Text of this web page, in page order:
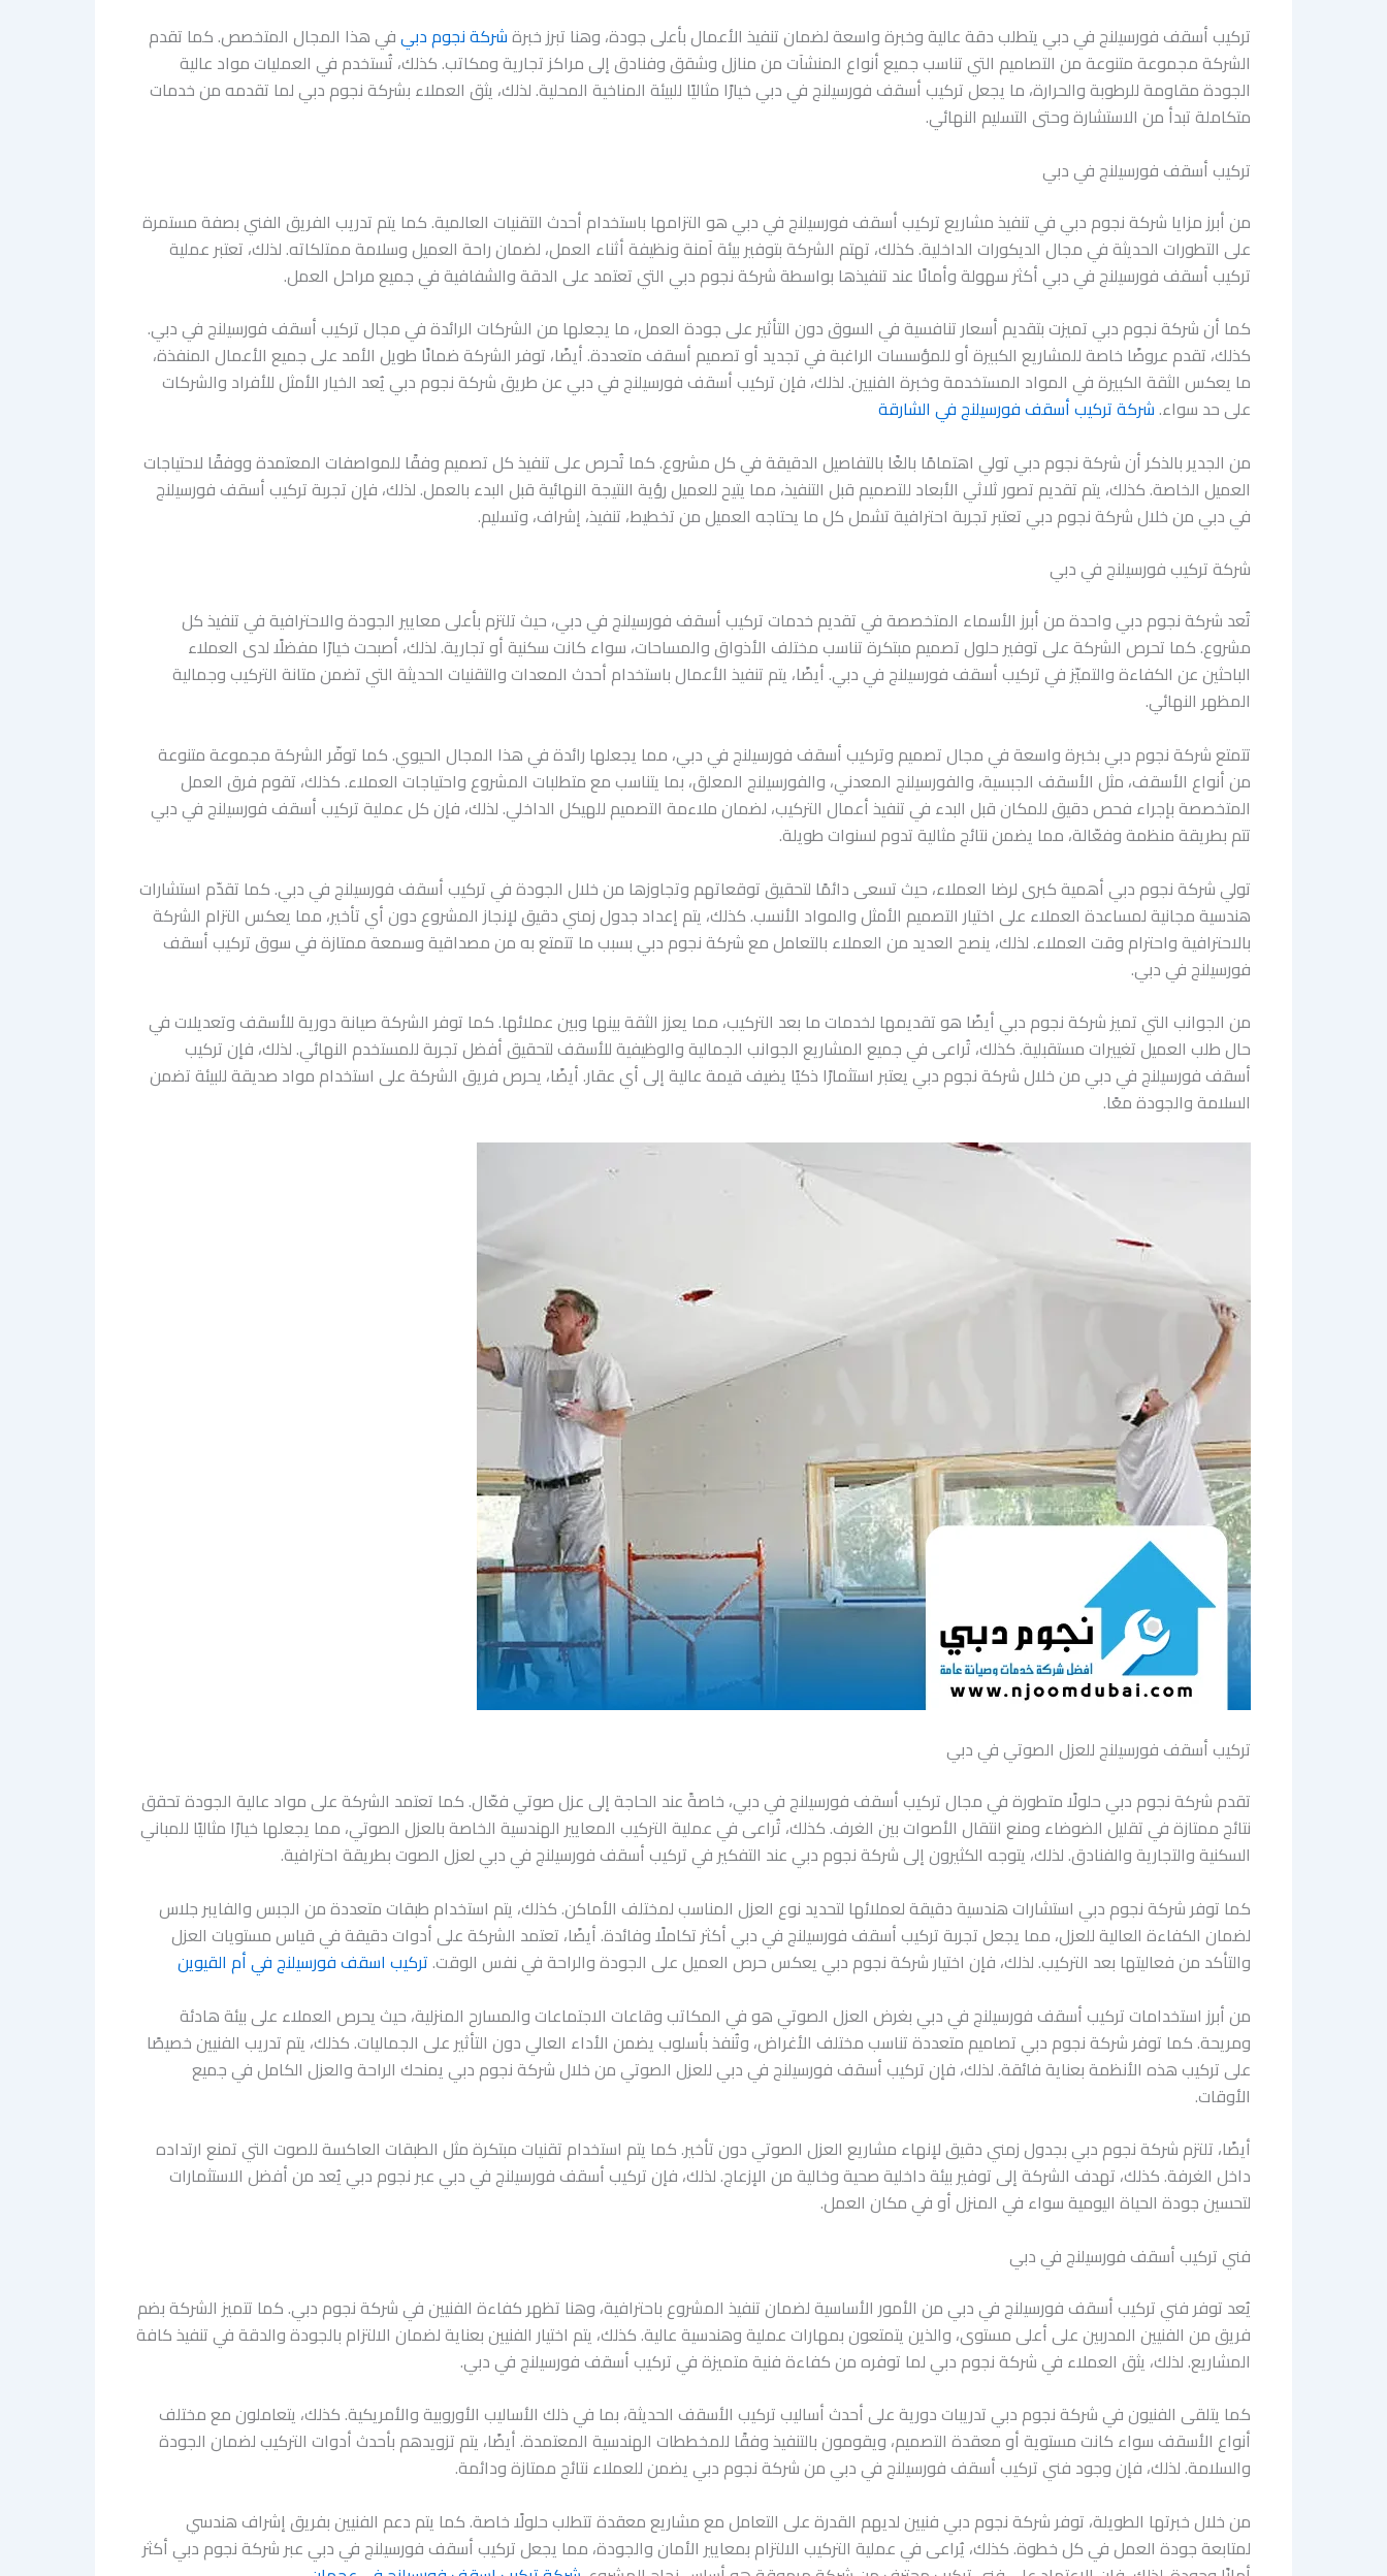
تركيب أسقف فورسيلنج في دبي يتطلب دقة عالية وخبرة واسعة لضمان تنفيذ الأعمال بأعلى جودة، وهنا تبرز خبرةشركة نجوم دبيفي هذا المجال المتخصص. كما تقدم
الشركة مجموعة متنوعة من التصاميم التي تناسب جميع أنواع المنشآت من منازل وشقق وفنادق إلى مراكز تجارية ومكاتب. كذلك، تُستخدم في العمليات مواد عالية
الجودة مقاومة للرطوبة والحرارة، ما يجعل تركيب أسقف فورسيلنج في دبي خيارًا مثاليًا للبيئة المناخية المحلية. لذلك، يثق العملاء بشركة نجوم دبي لما تقدمه من خدمات
متكاملة تبدأ من الاستشارة وحتى التسليم النهائي.
تركيب أسقف فورسيلنج في دبي
من أبرز مزايا شركة نجوم دبي في تنفيذ مشاريع تركيب أسقف فورسيلنج في دبي هو التزامها باستخدام أحدث التقنيات العالمية. كما يتم تدريب الفريق الفني بصفة مستمرة
على التطورات الحديثة في مجال الديكورات الداخلية. كذلك، تهتم الشركة بتوفير بيئة آمنة ونظيفة أثناء العمل، لضمان راحة العميل وسلامة ممتلكاته. لذلك، تعتبر عملية
تركيب أسقف فورسيلنج في دبي أكثر سهولة وأمانًا عند تنفيذها بواسطة شركة نجوم دبي التي تعتمد على الدقة والشفافية في جميع مراحل العمل.
كما أن شركة نجوم دبي تميزت بتقديم أسعار تنافسية في السوق دون التأثير على جودة العمل، ما يجعلها من الشركات الرائدة في مجال تركيب أسقف فورسيلنج في دبي.
كذلك، تقدم عروضًا خاصة للمشاريع الكبيرة أو للمؤسسات الراغبة في تجديد أو تصميم أسقف متعددة. أيضًا، توفر الشركة ضمانًا طويل الأمد على جميع الأعمال المنفذة،
ما يعكس الثقة الكبيرة في المواد المستخدمة وخبرة الفنيين. لذلك، فإن تركيب أسقف فورسيلنج في دبي عن طريق شركة نجوم دبي يُعد الخيار الأمثل للأفراد والشركات
على حد سواء.شركة تركيب أسقف فورسيلنج في الشارقة
من الجدير بالذكر أن شركة نجوم دبي تولي اهتمامًا بالغًا بالتفاصيل الدقيقة في كل مشروع. كما تُحرص على تنفيذ كل تصميم وفقًا للمواصفات المعتمدة ووفقًا لاحتياجات
العميل الخاصة. كذلك، يتم تقديم تصور ثلاثي الأبعاد للتصميم قبل التنفيذ، مما يتيح للعميل رؤية النتيجة النهائية قبل البدء بالعمل. لذلك، فإن تجربة تركيب أسقف فورسيلنج
في دبي من خلال شركة نجوم دبي تعتبر تجربة احترافية تشمل كل ما يحتاجه العميل من تخطيط، تنفيذ، إشراف، وتسليم.
شركة تركيب فورسيلنج في دبي
تُعد شركة نجوم دبي واحدة من أبرز الأسماء المتخصصة في تقديم خدمات تركيب أسقف فورسيلنج في دبي، حيث تلتزم بأعلى معايير الجودة والاحترافية في تنفيذ كل
مشروع. كما تحرص الشركة على توفير حلول تصميم مبتكرة تناسب مختلف الأذواق والمساحات، سواء كانت سكنية أو تجارية. لذلك، أصبحت خيارًا مفضلًا لدى العملاء
الباحثين عن الكفاءة والتميّز في تركيب أسقف فورسيلنج في دبي. أيضًا، يتم تنفيذ الأعمال باستخدام أحدث المعدات والتقنيات الحديثة التي تضمن متانة التركيب وجمالية
المظهر النهائي.
تتمتع شركة نجوم دبي بخبرة واسعة في مجال تصميم وتركيب أسقف فورسيلنج في دبي، مما يجعلها رائدة في هذا المجال الحيوي. كما توفّر الشركة مجموعة متنوعة
من أنواع الأسقف، مثل الأسقف الجبسية، والفورسيلنج المعدني، والفورسيلنج المعلق، بما يتناسب مع متطلبات المشروع واحتياجات العملاء. كذلك، تقوم فرق العمل
المتخصصة بإجراء فحص دقيق للمكان قبل البدء في تنفيذ أعمال التركيب، لضمان ملاءمة التصميم للهيكل الداخلي. لذلك، فإن كل عملية تركيب أسقف فورسيلنج في دبي
تتم بطريقة منظمة وفعّالة، مما يضمن نتائج مثالية تدوم لسنوات طويلة.
تولي شركة نجوم دبي أهمية كبرى لرضا العملاء، حيث تسعى دائمًا لتحقيق توقعاتهم وتجاوزها من خلال الجودة في تركيب أسقف فورسيلنج في دبي. كما تقدّم استشارات
هندسية مجانية لمساعدة العملاء على اختيار التصميم الأمثل والمواد الأنسب. كذلك، يتم إعداد جدول زمني دقيق لإنجاز المشروع دون أي تأخير، مما يعكس التزام الشركة
بالاحترافية واحترام وقت العملاء. لذلك، ينصح العديد من العملاء بالتعامل مع شركة نجوم دبي بسبب ما تتمتع به من مصداقية وسمعة ممتازة في سوق تركيب أسقف
فورسيلنج في دبي.
من الجوانب التي تميز شركة نجوم دبي أيضًا هو تقديمها لخدمات ما بعد التركيب، مما يعزز الثقة بينها وبين عملائها. كما توفر الشركة صيانة دورية للأسقف وتعديلات في
حال طلب العميل تغييرات مستقبلية. كذلك، تُراعى في جميع المشاريع الجوانب الجمالية والوظيفية للأسقف لتحقيق أفضل تجربة للمستخدم النهائي. لذلك، فإن تركيب
أسقف فورسيلنج في دبي من خلال شركة نجوم دبي يعتبر استثمارًا ذكيًا يضيف قيمة عالية إلى أي عقار. أيضًا، يحرص فريق الشركة على استخدام مواد صديقة للبيئة تضمن
السلامة والجودة معًا.
تركيب أسقف فورسيلنج للعزل الصوتي في دبي
تقدم شركة نجوم دبي حلولًا متطورة في مجال تركيب أسقف فورسيلنج في دبي، خاصةً عند الحاجة إلى عزل صوتي فعّال. كما تعتمد الشركة على مواد عالية الجودة تحقق
نتائج ممتازة في تقليل الضوضاء ومنع انتقال الأصوات بين الغرف. كذلك، تُراعى في عملية التركيب المعايير الهندسية الخاصة بالعزل الصوتي، مما يجعلها خيارًا مثاليًا للمباني
السكنية والتجارية والفنادق. لذلك، يتوجه الكثيرون إلى شركة نجوم دبي عند التفكير في تركيب أسقف فورسيلنج في دبي لعزل الصوت بطريقة احترافية.
كما توفر شركة نجوم دبي استشارات هندسية دقيقة لعملائها لتحديد نوع العزل المناسب لمختلف الأماكن. كذلك، يتم استخدام طبقات متعددة من الجبس والفايبر جلاس
لضمان الكفاءة العالية للعزل، مما يجعل تجربة تركيب أسقف فورسيلنج في دبي أكثر تكاملًا وفائدة. أيضًا، تعتمد الشركة على أدوات دقيقة في قياس مستويات العزل
والتأكد من فعاليتها بعد التركيب. لذلك، فإن اختيار شركة نجوم دبي يعكس حرص العميل على الجودة والراحة في نفس الوقت.تركيب اسقف فورسيلنج في أم القيوين
من أبرز استخدامات تركيب أسقف فورسيلنج في دبي بغرض العزل الصوتي هو في المكاتب وقاعات الاجتماعات والمسارح المنزلية، حيث يحرص العملاء على بيئة هادئة
ومريحة. كما توفر شركة نجوم دبي تصاميم متعددة تناسب مختلف الأغراض، وتُنفذ بأسلوب يضمن الأداء العالي دون التأثير على الجماليات. كذلك، يتم تدريب الفنيين خصيصًا
على تركيب هذه الأنظمة بعناية فائقة. لذلك، فإن تركيب أسقف فورسيلنج في دبي للعزل الصوتي من خلال شركة نجوم دبي يمنحك الراحة والعزل الكامل في جميع
الأوقات.
أيضًا، تلتزم شركة نجوم دبي بجدول زمني دقيق لإنهاء مشاريع العزل الصوتي دون تأخير. كما يتم استخدام تقنيات مبتكرة مثل الطبقات العاكسة للصوت التي تمنع ارتداده
داخل الغرفة. كذلك، تهدف الشركة إلى توفير بيئة داخلية صحية وخالية من الإزعاج. لذلك، فإن تركيب أسقف فورسيلنج في دبي عبر نجوم دبي يُعد من أفضل الاستثمارات
لتحسين جودة الحياة اليومية سواء في المنزل أو في مكان العمل.
فني تركيب أسقف فورسيلنج في دبي
يُعد توفر فني تركيب أسقف فورسيلنج في دبي من الأمور الأساسية لضمان تنفيذ المشروع باحترافية، وهنا تظهر كفاءة الفنيين في شركة نجوم دبي. كما تتميز الشركة بضم
فريق من الفنيين المدربين على أعلى مستوى، والذين يتمتعون بمهارات عملية وهندسية عالية. كذلك، يتم اختيار الفنيين بعناية لضمان الالتزام بالجودة والدقة في تنفيذ كافة
المشاريع. لذلك، يثق العملاء في شركة نجوم دبي لما توفره من كفاءة فنية متميزة في تركيب أسقف فورسيلنج في دبي.
كما يتلقى الفنيون في شركة نجوم دبي تدريبات دورية على أحدث أساليب تركيب الأسقف الحديثة، بما في ذلك الأساليب الأوروبية والأمريكية. كذلك، يتعاملون مع مختلف
أنواع الأسقف سواء كانت مستوية أو معقدة التصميم، ويقومون بالتنفيذ وفقًا للمخططات الهندسية المعتمدة. أيضًا، يتم تزويدهم بأحدث أدوات التركيب لضمان الجودة
والسلامة. لذلك، فإن وجود فني تركيب أسقف فورسيلنج في دبي من شركة نجوم دبي يضمن للعملاء نتائج ممتازة ودائمة.
من خلال خبرتها الطويلة، توفر شركة نجوم دبي فنيين لديهم القدرة على التعامل مع مشاريع معقدة تتطلب حلولًا خاصة. كما يتم دعم الفنيين بفريق إشراف هندسي
لمتابعة جودة العمل في كل خطوة. كذلك، يُراعى في عملية التركيب الالتزام بمعايير الأمان والجودة، مما يجعل تركيب أسقف فورسيلنج في دبي عبر شركة نجوم دبي أكثر